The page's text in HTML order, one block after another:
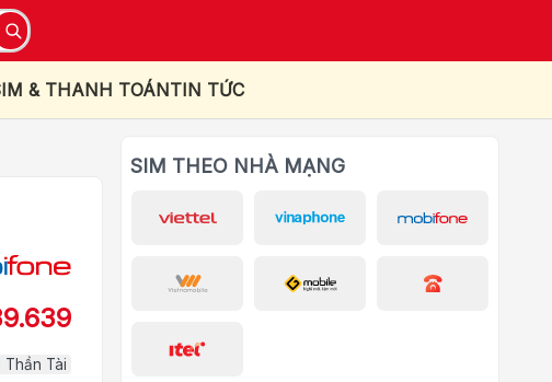
& THANH TOÁNTIN TỨC
Thần Tài
SIM THEO NHÀ MẠNG